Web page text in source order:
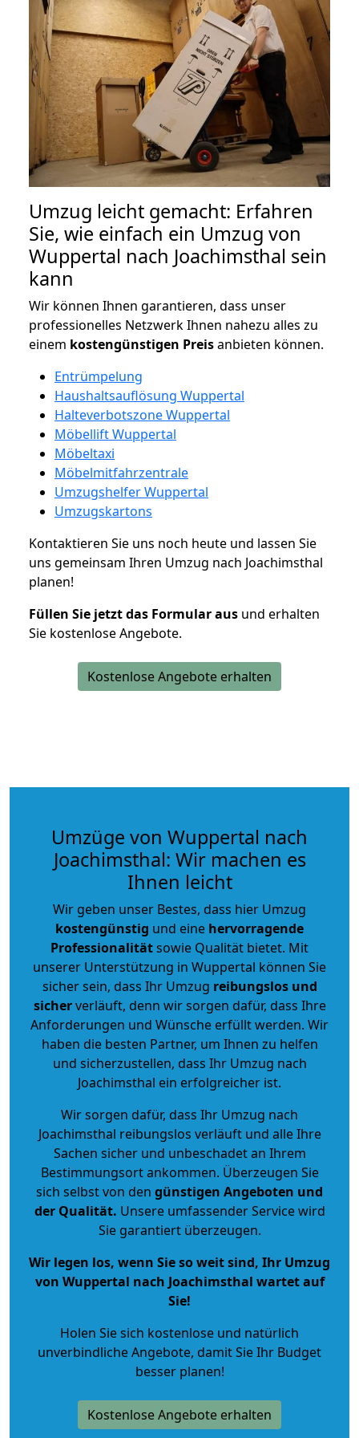
Umzug leicht gemacht: Erfahren
Sie, wie einfach ein Umzug von
Wuppertal nach Joachimsthal sein
kann
Wir können Ihnen garantieren, dass unser
professionelles Netzwerk Ihnen nahezu alles zu
einem kostengünstigen Preisanbieten können.
Entrümpelung
Haushaltsauflösung Wuppertal
Halteverbotszone Wuppertal
Möbellift Wuppertal
Möbeltaxi
Möbelmitfahrzentrale
Umzugshelfer Wuppertal
Umzugskartons
Kontaktieren Sie uns noch heute und lassen Sie
uns gemeinsam Ihren Umzug nach Joachimsthal
planen!
Füllen Sie jetzt das Formular aus und erhalten
Sie kostenlose Angebote.
Kostenlose Angebote erhalten
Umzüge von Wuppertal nach
Joachimsthal: Wir machen es
Ihnen leicht
Wir geben unser Bestes, dass hier Umzug
kostengünstig und eine hervorragende
Professionalitätsowie Qualität bietet. Mit
unserer Unterstützung in Wuppertal können Sie
sicher sein, dass Ihr Umzug reibungslos und
sicherverläuft, denn wir sorgen dafür, dass Ihre
Anforderungen und Wünsche erfüllt werden. Wir
haben die besten Partner, um Ihnen zu helfen
und sicherzustellen, dass Ihr Umzug nach
Joachimsthal ein erfolgreicher ist.
Wir sorgen dafür, dass Ihr Umzug nach
Joachimsthal reibungslos verläuft und alle Ihre
Sachen sicher und unbeschadet an Ihrem
Bestimmungsort ankommen. Überzeugen Sie
sich selbst von den günstigen Angeboten und
der Qualität. Unsere umfassender Service wird
Sie garantiert überzeugen.
Wir legen los, wenn Sie so weit sind, Ihr Umzug
von Wuppertal nach Joachimsthal wartet auf
Sie!
Holen Sie sich kostenlose und natürlich
unverbindliche Angebote, damit Sie Ihr Budget
besser planen!
Kostenlose Angebote erhalten